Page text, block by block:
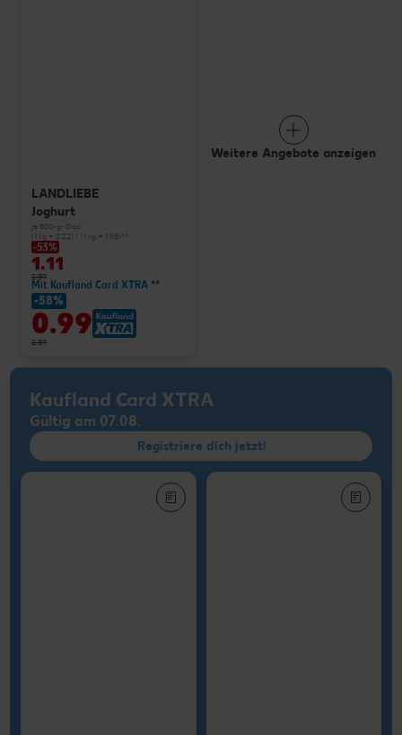
LANDLIEBE
Joghurt
je 500-g-Glas
(1 kg = 2.22) / (1 kg = 1.98)**
-53%
1.11
2.39
Mit Kaufland Card XTRA **
-58%
0.99
2.39
Weitere Angebote anzeigen
Kaufland Card XTRA
Gültig am 07.08.
Registriere dich jetzt!